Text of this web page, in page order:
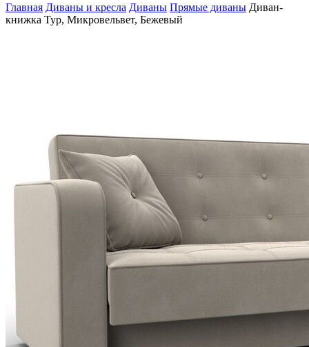
Главная Диваны и кресла Диваны Прямые диваны Диван-
книжка Тур, Микровельвет, Бежевый